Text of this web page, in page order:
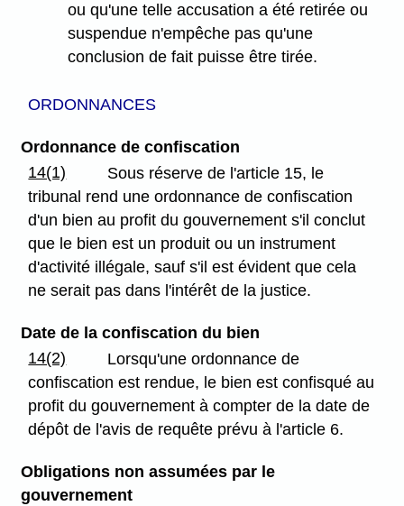
ou qu'une telle accusation a été retirée ou
suspendue n'empêche pas qu'une
conclusion de fait puisse être tirée.
ORDONNANCES
Ordonnance de confiscation
14(1)
Sous réserve de l'article 15, le
tribunal rend une ordonnance de confiscation
d'un bien au profit du gouvernement s'il conclut
que le bien est un produit ou un instrument
d'activité illégale, sauf s'il est évident que cela
ne serait pas dans l'intérêt de la justice.
Date de la confiscation du bien
14(2)
Lorsqu'une ordonnance de
confiscation est rendue, le bien est confisqué au
profit du gouvernement à compter de la date de
dépôt de l'avis de requête prévu à l'article 6.
Obligations non assumées par le
gouvernement